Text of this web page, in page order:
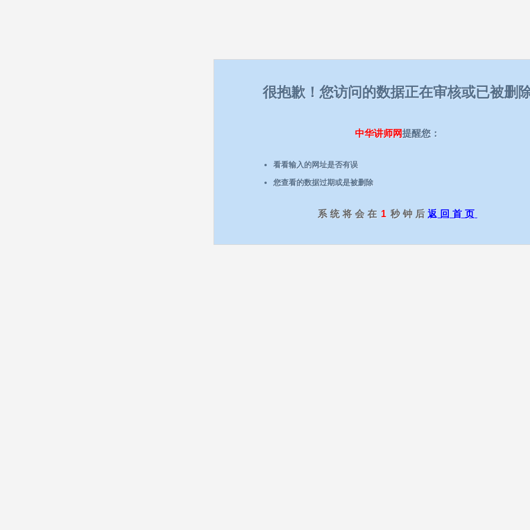
很抱歉！您访问的数据正在审核或已被删
中华讲师网提醒您：
看看输入的网址是否有误
您查看的数据过期或是被删除
系统将会在 1 秒钟后 返回首页